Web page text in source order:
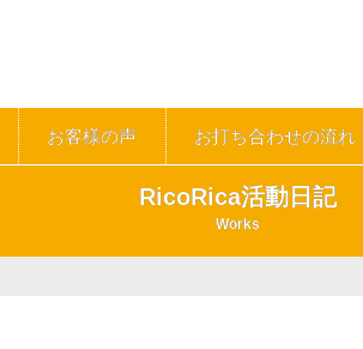
お客様の声 お打ち合わせの流れ
RicoRica活動日記
Works